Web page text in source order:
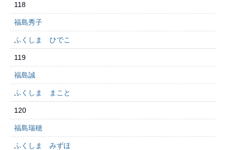
118
福島秀子
ふくしま ひでこ
119
福島誠
ふくしま まこと
120
福島瑞穂
ふくしま みずほ